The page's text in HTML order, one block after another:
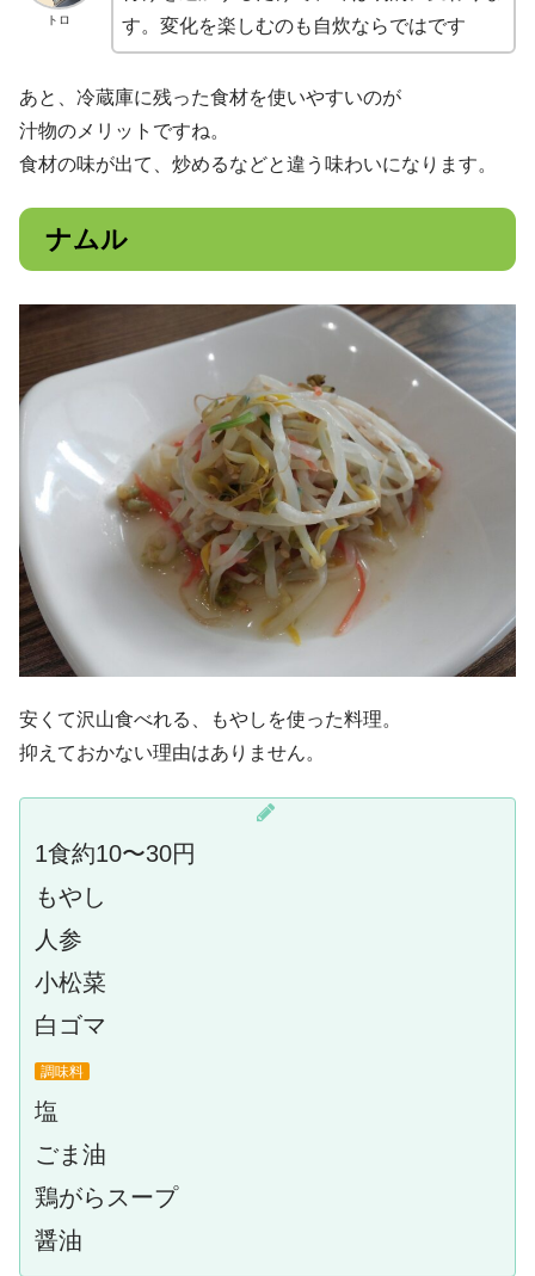
トロ
す。変化を楽しむのも自炊ならではです
あと、冷蔵庫に残った食材を使いやすいのが
汁物のメリットですね。
食材の味が出て、炒めるなどと違う味わいになります。
ナムル
安くて沢山食べれる、もやしを使った料理。
抑えておかない理由はありません。
1食約10〜30円
もやし
人参
小松菜
白ゴマ
調味料
塩
ごま油
鶏がらスープ
醤油